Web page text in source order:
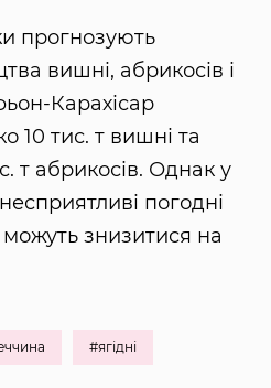
прогнозують
вишні, абрикосів і
Карахісар
10 тис. т вишні та
т абрикосів. Однак у
погодні
знизитися на
#ягідні